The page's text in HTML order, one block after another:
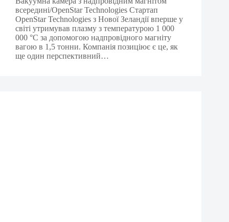
всередині/OpenStar Technologies Стартап
OpenStar Technologies з Нової Зеландії вперше у
світі утримував плазму з температурою 1 000
000 °C за допомогою надпровідного магніту
вагою в 1,5 тонни. Компанія позиціює є це, як
ще один перспективний…